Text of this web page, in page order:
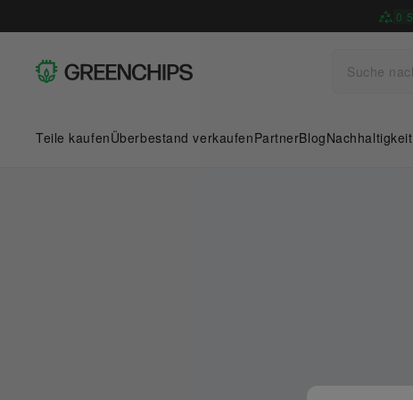
0 5
Teile kaufenÜberbestand verkaufenPartnerBlogNachhaltigkeit